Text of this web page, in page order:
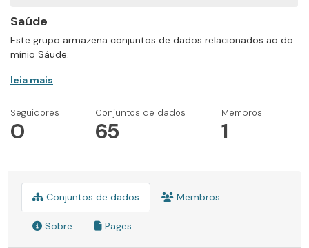
Saúde
Este grupo armazena conjuntos de dados relacionados ao do
mínio Sáude.
leia mais
Seguidores
0
Conjuntos de dados
65
Membros
1
Conjuntos de dados Membros
Sobre Pages